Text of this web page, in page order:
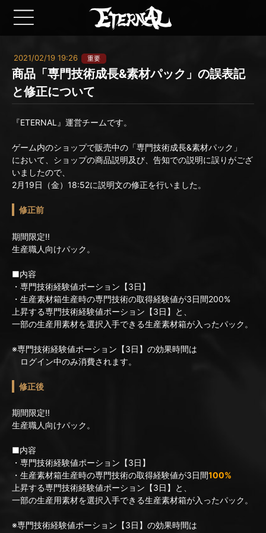
2021/02/19 19:26 重要
商品「専門技術成長&素材パック」の誤表記
と修正について
『ETERNAL』運営チームです。
ゲーム内のショップで販売中の「専門技術成長&素材パック」
において、ショップの商品説明及び、告知での説明に誤りがござ
いましたので、
2月19日（金）18:52に説明文の修正を行いました。
修正前
期間限定!!
生産職人向けパック。
■内容
・専門技術経験値ポーション【3日】
・生産素材箱生産時の専門技術の取得経験値が3日間200%
上昇する専門技術経験値ポーション【3日】と、
一部の生産用素材を選択入手できる生産素材箱が入ったパック。
※専門技術経験値ポーション【3日】の効果時間は
ログイン中のみ消費されます。
修正後
期間限定!!
生産職人向けパック。
■内容
・専門技術経験値ポーション【3日】
・生産素材箱生産時の専門技術の取得経験値が3日間100%
上昇する専門技術経験値ポーション【3日】と、
一部の生産用素材を選択入手できる生産素材箱が入ったパック。
※専門技術経験値ポーション【3日】の効果時間は